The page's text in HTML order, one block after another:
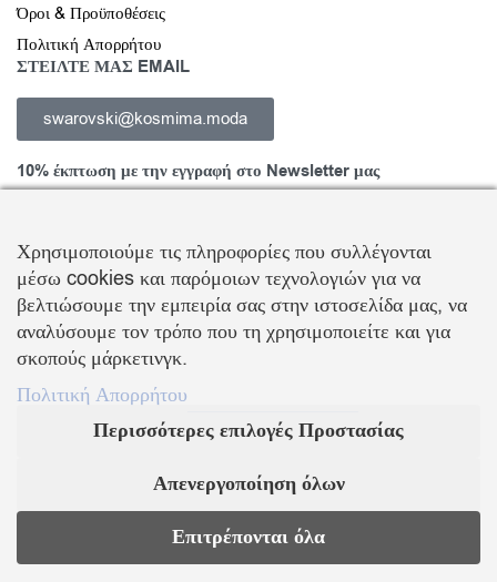
Όροι & Προϋποθέσεις
Πολιτική Απορρήτου
ΣΤΕΙΛΤΕ ΜΑΣ EMAIL
swarovski@kosmima.moda
10% έκπτωση με την εγγραφή στο Newsletter μας
Εγγραφείτε στο Newsletter και ενημερωθείτε για νέα προϊόντα,
τάσεις και προσφορές, καθώς και για να λάβετεκουπόνι έκπτωσης
10%με την πρώτη σας αγορά!
ΒΑΛΛΗΣ Χ.-ΑΒΑΓΙΑΝΟΣ Ε. ΕΜΠΟΡΙΚΗ ΕΤΑΙΡΕΙΑ Ο.Ε.
Τα λογότυπα SWAROVSKI & SWAN είναι κατοχυρωμένα σήματα της Swarovski AG
KOSMIMA.MODA2022 ΚΑΤΑΣΚΕΥΗ – ΣΧΕΔΙΑΣΜΟΣ LEMONART
Χρησιμοποιούμε τις πληροφορίες που συλλέγονται
μέσω cookies και παρόμοιων τεχνολογιών για να
βελτιώσουμε την εμπειρία σας στην ιστοσελίδα μας, να
αναλύσουμε τον τρόπο που τη χρησιμοποιείτε και για
σκοπούς μάρκετινγκ.
Πολιτική Απορρήτου
Περισσότερες επιλογές Προστασίας
Απενεργοποίηση όλων
Επιτρέπονται όλα